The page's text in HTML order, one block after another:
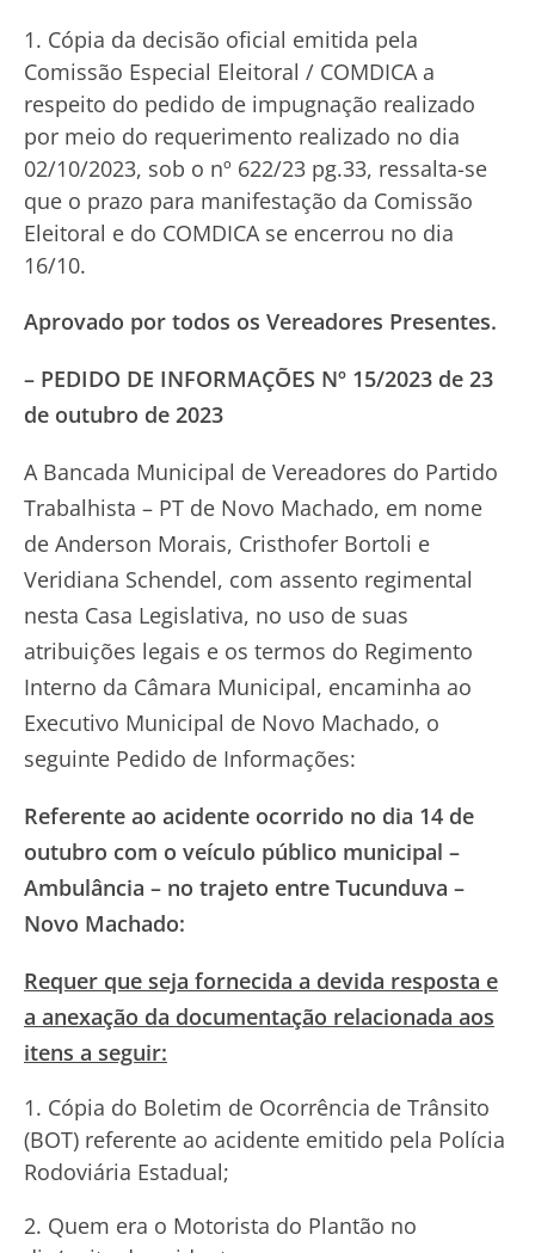
Cópia da decisão oficial emitida pela
Comissão Especial Eleitoral / COMDICA a
respeito do pedido de impugnação realizado
por meio do requerimento realizado no dia
02/10/2023, sob o nº 622/23 pg.33, ressalta-se
que o prazo para manifestação da Comissão
Eleitoral e do COMDICA se encerrou no dia
16/10.
Aprovado por todos os Vereadores Presentes.
– PEDIDO DE INFORMAÇÕES Nº 15/2023 de 23
de outubro de 2023
A Bancada Municipal de Vereadores do Partido
Trabalhista – PT de Novo Machado, em nome
de Anderson Morais, Cristhofer Bortoli e
Veridiana Schendel, com assento regimental
nesta Casa Legislativa, no uso de suas
atribuições legais e os termos do Regimento
Interno da Câmara Municipal, encaminha ao
Executivo Municipal de Novo Machado, o
seguinte Pedido de Informações:
Referente ao acidente ocorrido no dia 14 de
outubro com o veículo público municipal –
Ambulância – no trajeto entre Tucunduva –
Novo Machado:
Requer que seja fornecida a devida resposta e
a anexação da documentação relacionada aos
itens a seguir:
Cópia do Boletim de Ocorrência de Trânsito
(BOT) referente ao acidente emitido pela Polícia
Rodoviária Estadual;
Quem era o Motorista do Plantão no